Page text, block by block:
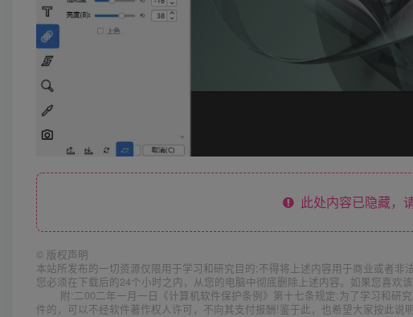
此处内容已隐藏，
© 版权声明
本站所发布的一切资源仅限用于学习和研究目的;不得将上述内容用于商业或者非
您必须在下载后的24个小时之内，从您的电脑中彻底删除上述内容。如果您喜欢
附:二00二年一月一日《计算机软件保护条例》第十七条规定:为了学习和研
件的，可以不经软件著作权人许可，不向其支付报酬!鉴于此，也希望大家按此说